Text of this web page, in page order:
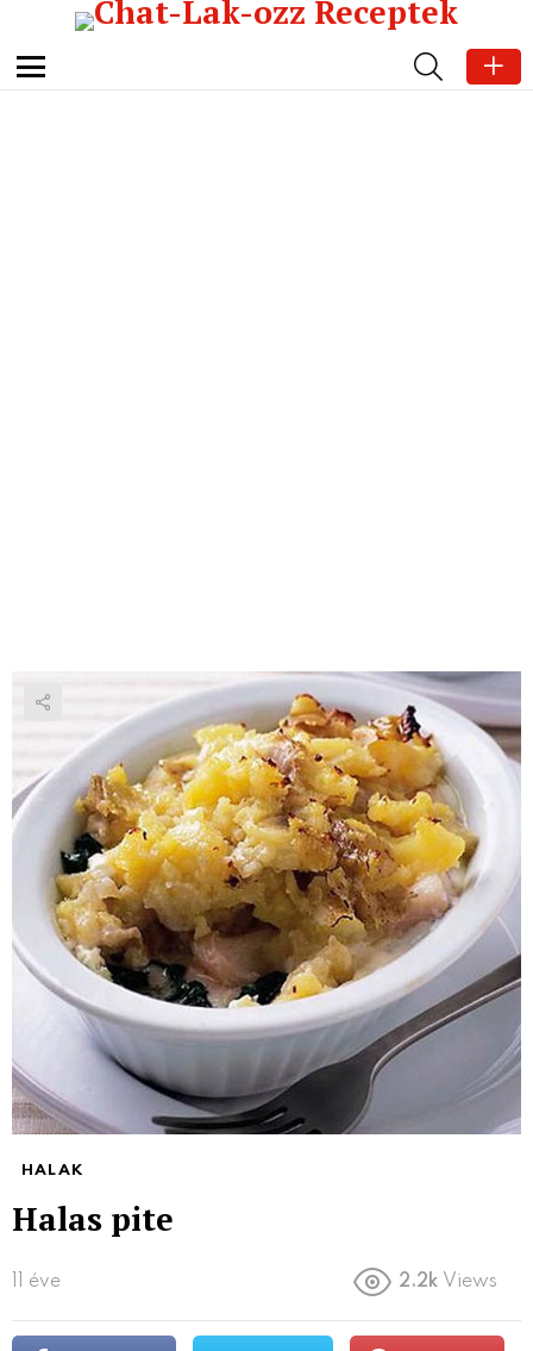
Menu
SEARCH
HALAK
Halas pite
11 éve 2.2k Views